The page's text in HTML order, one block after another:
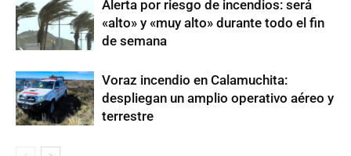
Alerta por riesgo de incendios: será
«alto» y «muy alto» durante todo el fin
de semana
Voraz incendio en Calamuchita:
despliegan un amplio operativo aéreo y
terrestre